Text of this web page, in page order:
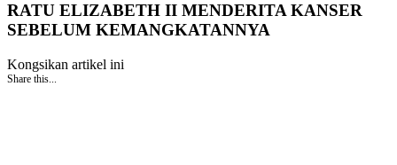
RATU ELIZABETH II MENDERITA KANSER
SEBELUM KEMANGKATANNYA
Kongsikan artikel ini
Share this...